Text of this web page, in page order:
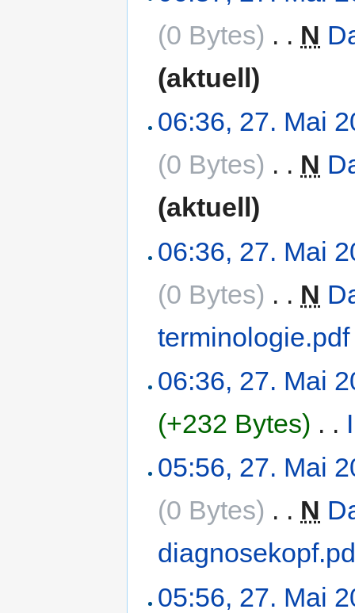
(0 Bytes) . . N
(aktuell)
06:36, 27. Mai
(0 Bytes) . . N
(aktuell)
06:36, 27. Mai
(0 Bytes) . . N
terminologie.pdf
06:36, 27. Mai
(+232 Bytes) . .
05:56, 27. Mai
(0 Bytes) . . N
05:56, 27. Mai